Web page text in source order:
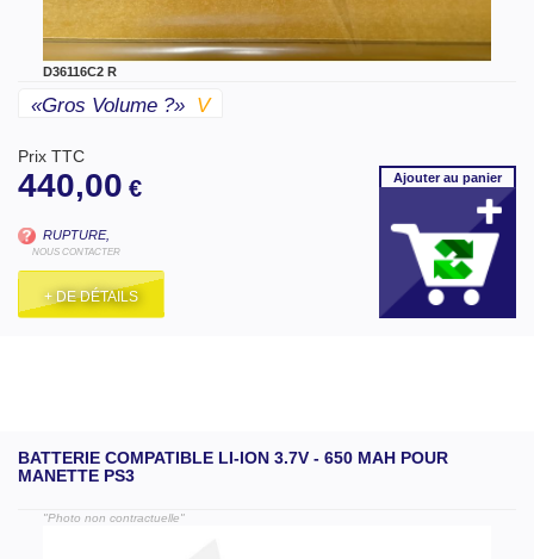
D36116C2 R
«gros Volume ?» V
Prix TTC
440,00 €
RUPTURE,
NOUS CONTACTER
+ DE DÉTAILS
Ajouterau panier
BATTERIE COMPATIBLE LI-ION 3.7V - 650 MAH POUR
MANETTE PS3
"Photo non contractuelle"